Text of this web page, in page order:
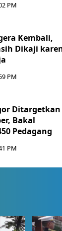
PM
Kembali,
Dikaji
PM
Ditargetkan
Bakal
Pedagang
PM